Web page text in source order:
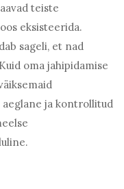
teiste
eksisteerida.
sageli, et nad
oma jahipidamise
ja kontrollitud